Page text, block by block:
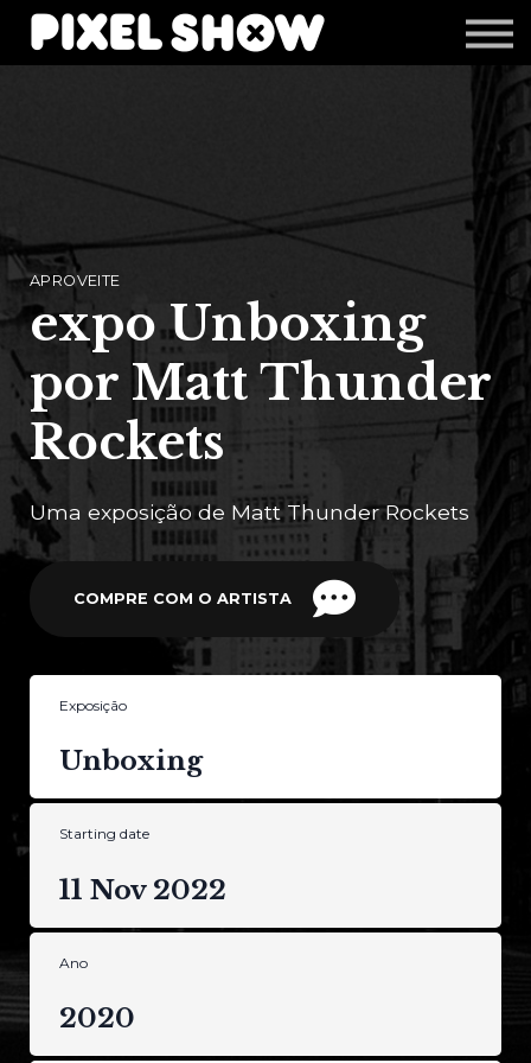
Shop
Revista Zupi
APROVEITE
expo Unboxing
por Matt Thunder
Rockets
Uma exposição de Matt Thunder Rockets
COMPRE COM O ARTISTA
Exposição
Unboxing
Starting date
11 Nov 2022
Ano
2020